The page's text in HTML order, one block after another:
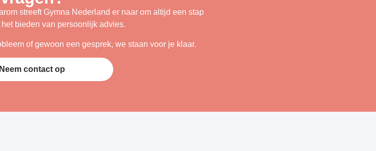
streeft Gymna Nederland er naar om altijd een stap
bieden van persoonlijk advies.
of gewoon een gesprek, we staan voor je klaar.
Neem contact op